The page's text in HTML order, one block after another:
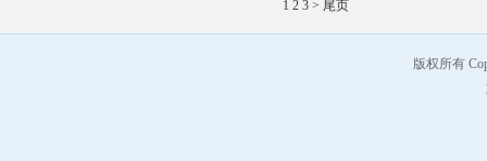
1 2 3 > 尾页
版权所有